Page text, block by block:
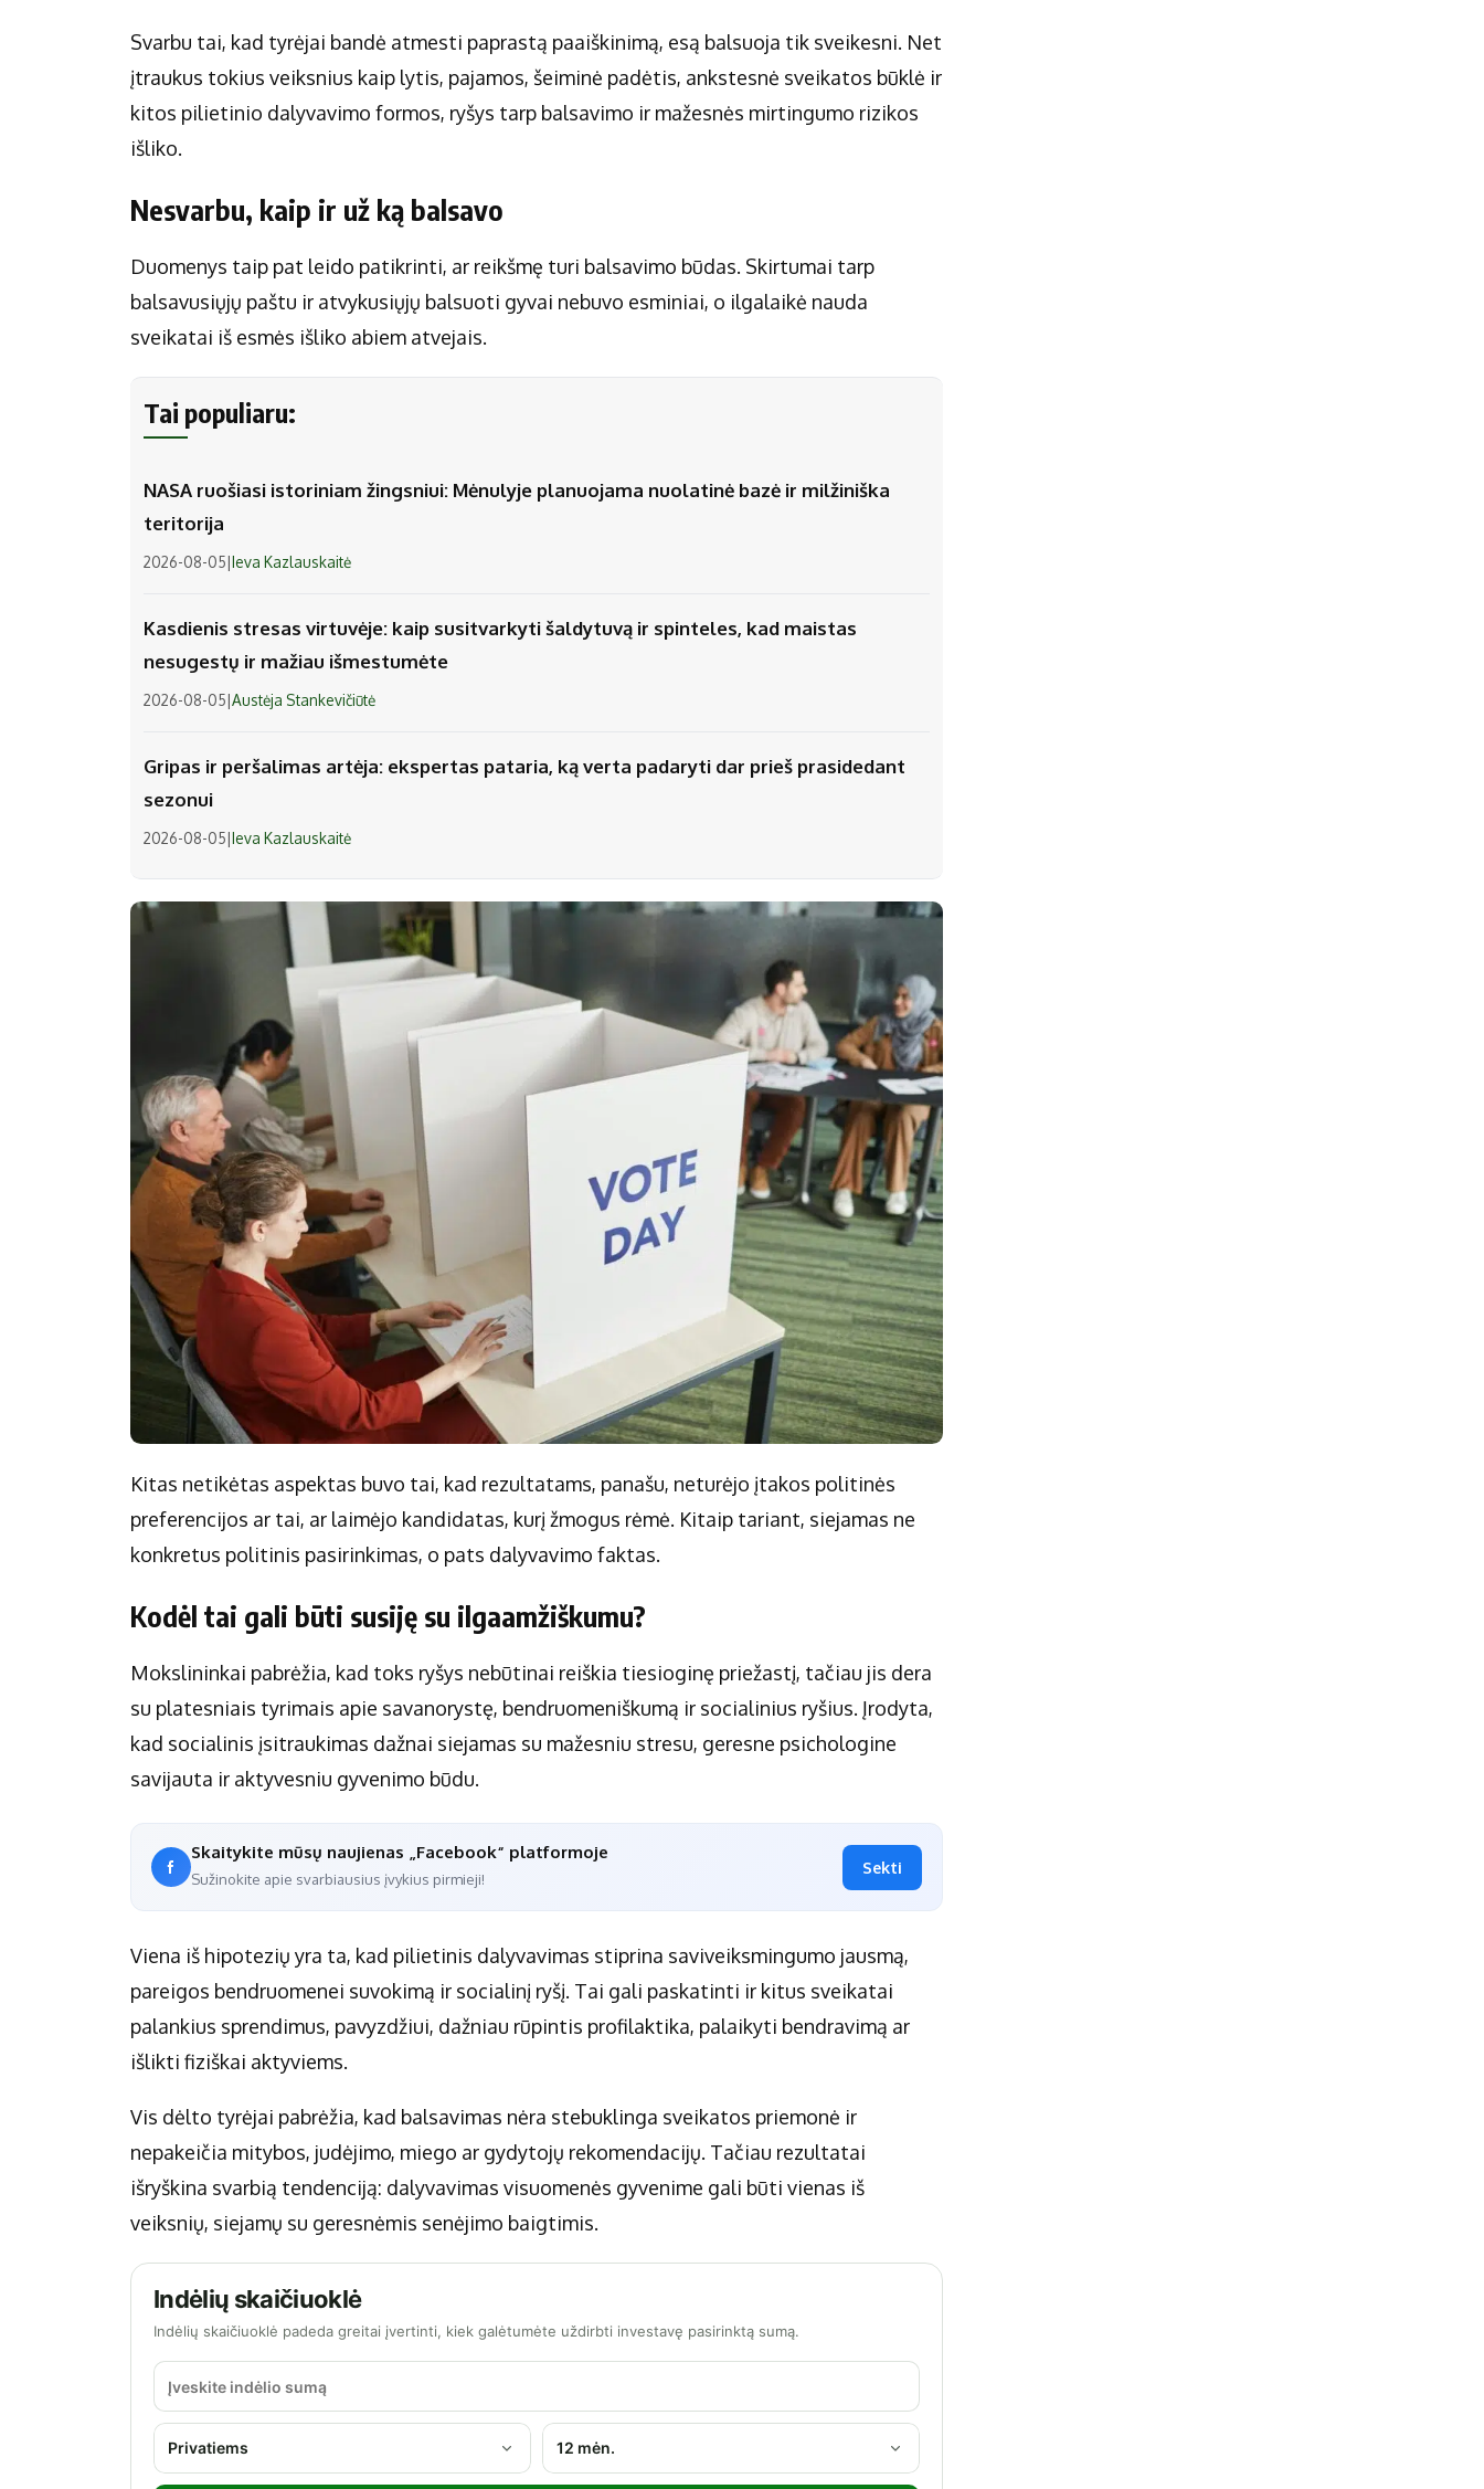
Svarbu tai, kad tyrėjai bandė atmesti paprastą paaiškinimą, esą balsuoja tik sveikesni. Net
įtraukus tokius veiksnius kaip lytis, pajamos, šeiminė padėtis, ankstesnė sveikatos būklė ir
kitos pilietinio dalyvavimo formos, ryšys tarp balsavimo ir mažesnės mirtingumo rizikos
išliko.
Nesvarbu, kaip ir už ką balsavo
Duomenys taip pat leido patikrinti, ar reikšmę turi balsavimo būdas. Skirtumai tarp
balsavusiųjų paštu ir atvykusiųjų balsuoti gyvai nebuvo esminiai, o ilgalaikė nauda
sveikatai iš esmės išliko abiem atvejais.
Tai populiaru:
NASA ruošiasi istoriniam žingsniui: Mėnulyje planuojama nuolatinė bazė ir milžiniška
teritorija
2026-08-05|Ieva Kazlauskaitė
Kasdienis stresas virtuvėje: kaip susitvarkyti šaldytuvą ir spinteles, kad maistas
nesugestų ir mažiau išmestumėte
2026-08-05|Austėja Stankevičiūtė
Gripas ir peršalimas artėja: ekspertas pataria, ką verta padaryti dar prieš prasidedant
sezonui
2026-08-05|Ieva Kazlauskaitė
Kitas netikėtas aspektas buvo tai, kad rezultatams, panašu, neturėjo įtakos politinės
preferencijos ar tai, ar laimėjo kandidatas, kurį žmogus rėmė. Kitaip tariant, siejamas ne
konkretus politinis pasirinkimas, o pats dalyvavimo faktas.
Kodėl tai gali būti susiję su ilgaamžiškumu?
Mokslininkai pabrėžia, kad toks ryšys nebūtinai reiškia tiesioginę priežastį, tačiau jis dera
su platesniais tyrimais apie savanorystę, bendruomeniškumą ir socialinius ryšius. Įrodyta,
kad socialinis įsitraukimas dažnai siejamas su mažesniu stresu, geresne psichologine
savijauta ir aktyvesniu gyvenimo būdu.
Skaitykite mūsų naujienas „Facebook“ platformoje
Sužinokite apie svarbiausius įvykius pirmieji!
Sekti
Viena iš hipotezių yra ta, kad pilietinis dalyvavimas stiprina saviveiksmingumo jausmą,
pareigos bendruomenei suvokimą ir socialinį ryšį. Tai gali paskatinti ir kitus sveikatai
palankius sprendimus, pavyzdžiui, dažniau rūpintis profilaktika, palaikyti bendravimą ar
išlikti fiziškai aktyviems.
Vis dėlto tyrėjai pabrėžia, kad balsavimas nėra stebuklinga sveikatos priemonė ir
nepakeičia mitybos, judėjimo, miego ar gydytojų rekomendacijų. Tačiau rezultatai
išryškina svarbią tendenciją: dalyvavimas visuomenės gyvenime gali būti vienas iš
veiksnių, siejamų su geresnėmis senėjimo baigtimis.